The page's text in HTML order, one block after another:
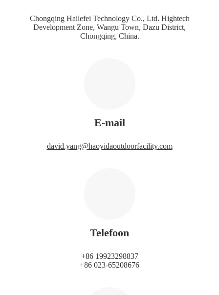
Chongqing Hailefei Technology Co., Ltd. Hightech
Development Zone, Wangu Town, Dazu District,
Chongqing, China.
E-mail
david.yang@haoyidaoutdoorfacility.com
Telefoon
+86 19923298837
+86 023-65208676